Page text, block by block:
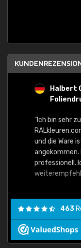
Halbert
"Ich bin sehr
und die Ware
angekommen.
professionell.
463